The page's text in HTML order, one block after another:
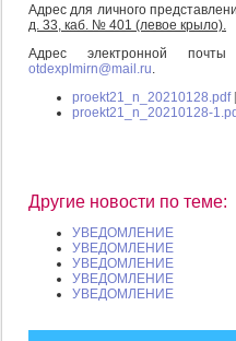
Адрес для личного
д. 33, каб. № 401 (левое крыло).
Адрес электронной
otdexplmirn@mail.ru.
proekt21_n_20210128.pdf
proekt21_n_20210128-
Другие новости по теме:
УВЕДОМЛЕНИЕ
УВЕДОМЛЕНИЕ
УВЕДОМЛЕНИЕ
УВЕДОМЛЕНИЕ
УВЕДОМЛЕНИЕ